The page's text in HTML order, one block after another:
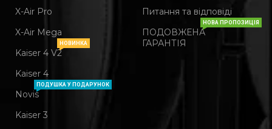
X-Air Pro
X-Air Mega
Kaiser 4 V2
НОВИНКА
Kaiser 4
Novis
ПОДУШКА У ПОДАРУНОК
Kaiser 3
Питання та відповіді
ПОДОВЖЕНА
ГАРАНТІЯ
НОВА ПРОПОЗИЦІЯ